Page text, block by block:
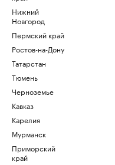
Нижний
Новгород
Пермский край
Ростов-на-Дону
Татарстан
Тюмень
Черноземье
Кавказ
Карелия
Мурманск
Приморский
край